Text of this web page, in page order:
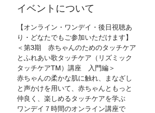
イベントについて
【オンライン・ワンデイ・後日視聴あ
り・どなたでもご参加いただけます】
＜第3期　赤ちゃんのためのタッチケア
とふれあい歌タッチケア（リズミック
タッチケアTM）講座　入門編＞
赤ちゃんの柔かな肌に触れ、まなざし
と声かけを用いて、赤ちゃんともっと
仲良く、楽しめるタッチケアを学ぶ
ワンデイ７時間のオンライン講座で